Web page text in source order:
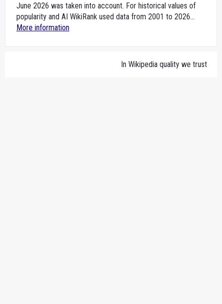
June 2026 was taken into account. For historical values of
popularity and AI WikiRank used data from 2001 to 2026...
More information
In Wikipedia quality we trust